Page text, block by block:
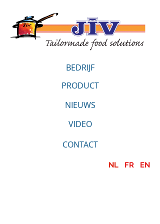
BEDRIJF
PRODUCT
NIEUWS
VIDEO
CONTACT
NL FR EN